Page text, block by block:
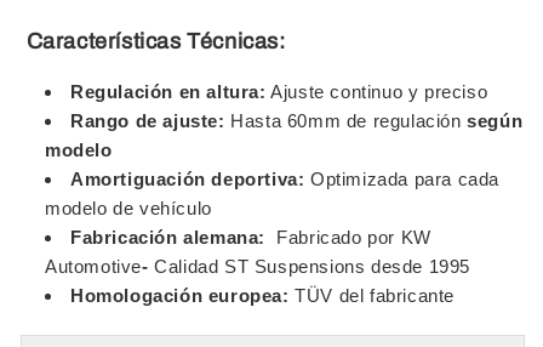
Características Técnicas:
Regulación en altura: Ajuste continuo y preciso
Rango de ajuste: Hasta 60mm de regulaciónsegún
modelo
Amortiguación deportiva: Optimizada para cada
modelo de vehículo
Fabricación alemana: Fabricado por KW
Automotive-Calidad ST Suspensions desde 1995
Homologación europea: TÜV del fabricante